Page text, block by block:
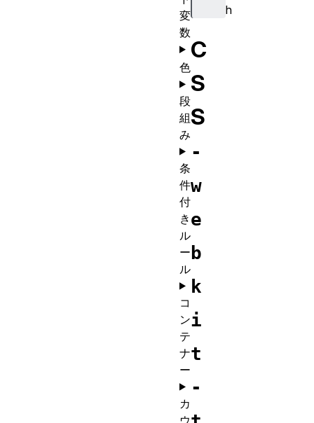
h
C
S
S
-
w
e
b
k
i
t
-
変
数
色
段
組
み
条
件
付
き
ル
ー
ル
コ
ン
テ
ナ
ー
カ
ウ